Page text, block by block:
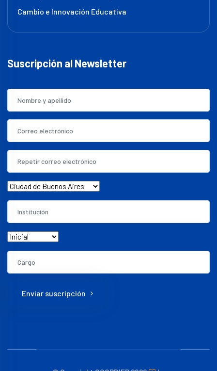
Cambio e Innovación Educativa
Suscripción al Newsletter
Enviar suscripción